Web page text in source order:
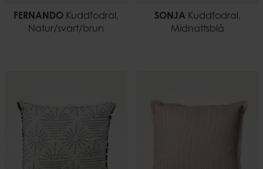
FERNANDOKuddfodral,
Natur/svart/brun
SONJA Kuddfodral,
Midnattsblå